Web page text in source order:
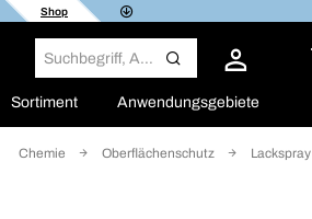
Shop
Sortiment Anwendungsgebiete
Chemie Oberflächenschutz Lackspray